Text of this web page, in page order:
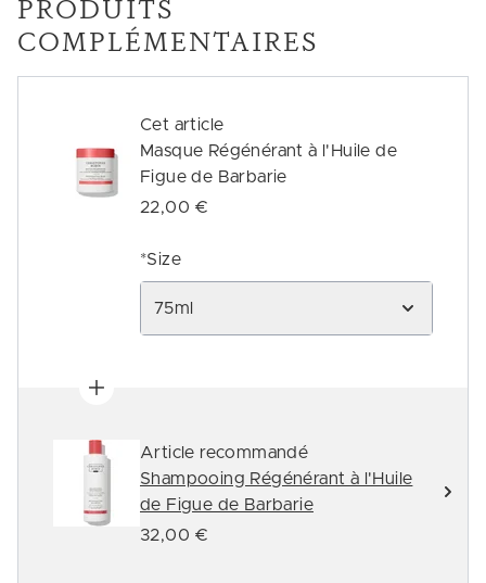
PRODUITS
COMPLÉMENTAIRES
Cet article
Masque Régénérant à l'Huile de
Figue de Barbarie
22,00 €
*Size
75ml
Article recommandé
Shampooing Régénérant à l'Huile
de Figue de Barbarie
32,00 €